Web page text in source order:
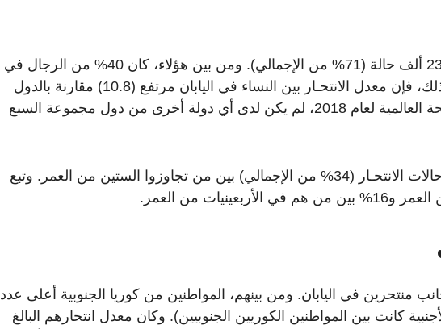
بلغت حالات الانتحار بين الرجال أكثر من 23 ألف حالة (71% من الإجمالي). ومن بين هؤلاء، كان 40% من الرجال في
الأربعينيات والخمسينيات من العمر. ومع ذلك، فإن معدل الانتحـار بين النساء في اليابان مرتفع (10.8) مقارنة بالدول
المتقدمة الأخرى. وفي تقرير منظمة الصحة العالمية لعام 2018، لم يكن لدى أي دولة أخرى من دول مجموعة السبع
ومن حيث العمر، كانت النسبة الأكبر من حالات الانتحـار (34% من الإجمالي) بين من تجاوزوا الستين من العمر. وتبع
من الأفراد الأجانب منتحرين في اليابان. ومن بينهم، المواطنين من كوريا الجنوبية أعلى عدد
الأجنبية كانت بين المواطنين الكوريين الجنوبيين). وكان معدل انتحارهم البالغ